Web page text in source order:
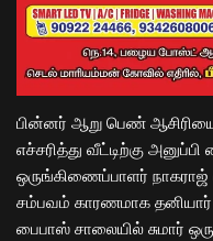
பின்னர் ஆறு பெண்
எச்சரித்து வீட்டிற்கு
ஒருங்கிணைப்பாளர்
சம்பவம் காரணமாக தனியார்
பைபாஸ் சாலையில் சுமார்